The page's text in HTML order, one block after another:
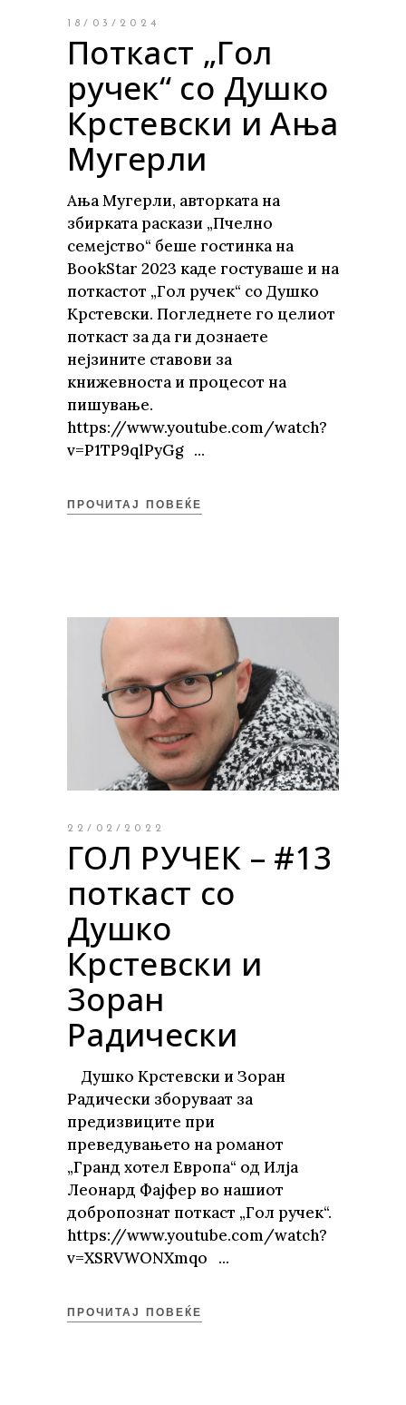
18/03/2024
Поткаст „Гол
ручек“ со Душко
Крстевски и Ања
Мугерли
Ања Мугерли, авторката на
збирката раскази „Пчелно
семејство“ беше гостинка на
BookStar 2023 каде гостуваше и на
поткастот „Гол ручек“ со Душко
Крстевски. Погледнете го целиот
поткаст за да ги дознаете
нејзините ставови за
книжевноста и процесот на
пишување.
https://www.youtube.com/watch?
v=P1TP9qlPyGg
ПРОЧИТАЈ ПОВЕЌЕ
22/02/2022
ГОЛ РУЧЕК – #13
поткаст со
Душко
Крстевски и
Зоран
Радически
Душко Крстевски и Зоран
Радически зборуваат за
предизвиците при
преведувањето на романот
„Гранд хотел Европа“ од Илја
Леонард Фајфер во нашиот
добропознат поткаст „Гол ручек“.
https://www.youtube.com/watch?
v=XSRVWONXmqo
ПРОЧИТАЈ ПОВЕЌЕ